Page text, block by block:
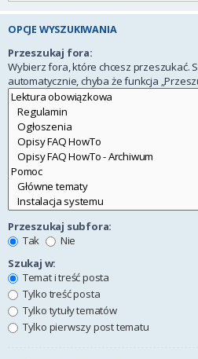
OPCJE WYSZUKIWANIA
Przeszukaj fora:
Wybierz fora, które chcesz przeszukać.
automatycznie, chyba że funkcja
Przeszukaj subfora:
Tak
Nie
Szukaj w:
Temat i treść posta
Tylko treść posta
Tylko tytuły tematów
Tylko pierwszy post tematu